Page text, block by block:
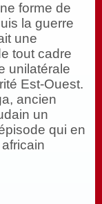
forme de
la guerre
une
tout cadre
unilatérale
Est-Ouest.
ancien
un
qui en